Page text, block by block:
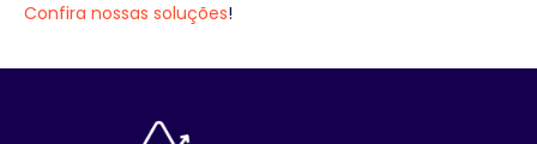
Confira nossas soluções!